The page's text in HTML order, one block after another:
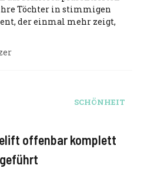
Töchter in stimmigen
der einmal mehr zeigt,
SCHÖNHEIT
offenbar komplett